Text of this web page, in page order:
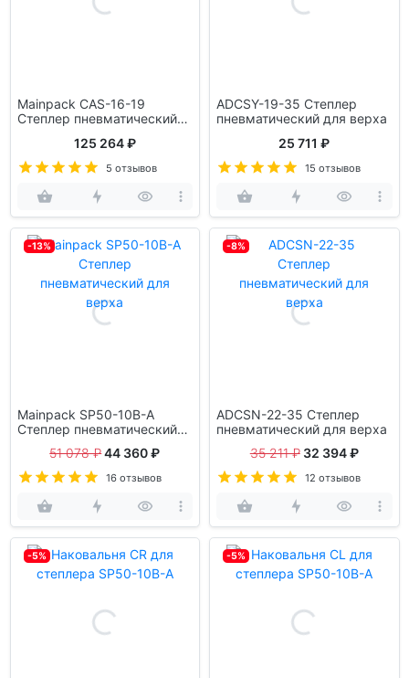
Mainpack CAS-16-19
Степлер пневматический
125 264 ₽
5 отзывов
ADCSY-19-35 Степлер
пневматический для верха
25 711 ₽
15 отзывов
-13%
Mainpack SP50-10B-A
Степлер пневматический
51 078 ₽44 360 ₽
16 отзывов
-8%
ADCSN-22-35 Степлер
пневматический для верха
35 211 ₽ 32 394 ₽
12 отзывов
-5% -5%